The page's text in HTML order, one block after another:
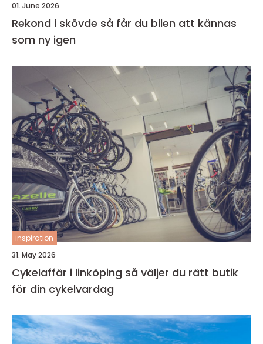
01. June 2026
Rekond i skövde så får du bilen att kännas
som ny igen
inspiration
31. May 2026
Cykelaffär i linköping så väljer du rätt butik
för din cykelvardag